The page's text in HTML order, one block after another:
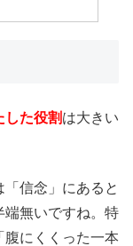
した役割は大きい
信念」にあると
端無いですね。特
腹にくくった一本